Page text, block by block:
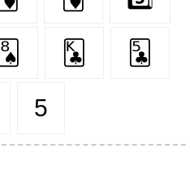
🂨 🃞 🃕
5